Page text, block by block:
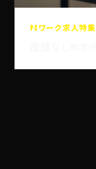
PCワーク求人特集